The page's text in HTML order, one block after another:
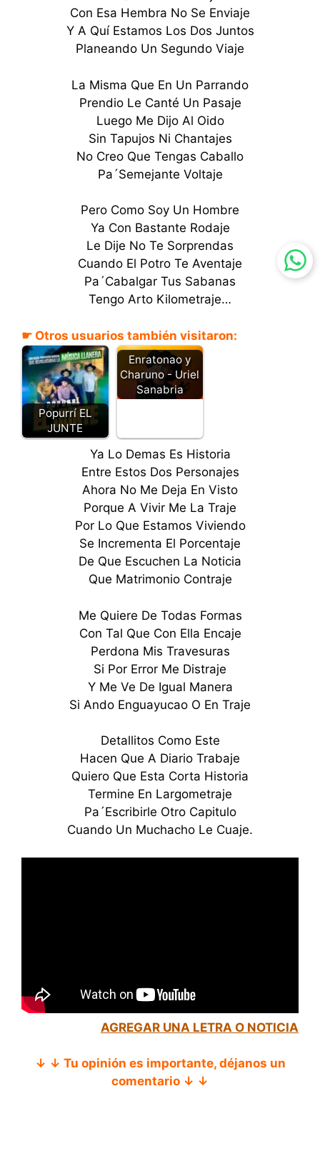
Con Esa Hembra No Se Enviaje
Y A Quí Estamos Los Dos Juntos
Planeando Un Segundo Viaje
La Misma Que En Un Parrando
Prendio Le Canté Un Pasaje
Luego Me Dijo Al Oido
Sin Tapujos Ni Chantajes
No Creo Que Tengas Caballo
Pa´Semejante Voltaje
Pero Como Soy Un Hombre
Ya Con Bastante Rodaje
Le Dije No Te Sorprendas
Cuando El Potro Te Aventaje
Pa´Cabalgar Tus Sabanas
Tengo Arto Kilometraje…
☛ Otros usuarios también visitaron:
Popurrí EL
JUNTE
Enratonao y
Charuno - Uriel
Sanabria
Ya Lo Demas Es Historia
Entre Estos Dos Personajes
Ahora No Me Deja En Visto
Porque A Vivir Me La Traje
Por Lo Que Estamos Viviendo
Se Incrementa El Porcentaje
De Que Escuchen La Noticia
Que Matrimonio Contraje
Me Quiere De Todas Formas
Con Tal Que Con Ella Encaje
Perdona Mis Travesuras
Si Por Error Me Distraje
Y Me Ve De Igual Manera
Si Ando Enguayucao O En Traje
Detallitos Como Este
Hacen Que A Diario Trabaje
Quiero Que Esta Corta Historia
Termine En Largometraje
Pa´Escribirle Otro Capitulo
Cuando Un Muchacho Le Cuaje.
AGREGAR UNA LETRA O NOTICIA
↓ ↓ Tu opinión es importante, déjanos un
comentario ↓ ↓